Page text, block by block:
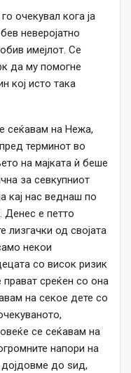
очекувал кога ја
неверојатно
имејлот. Се
да му помогне
кој исто така
сеќавам на Нежа,
терминот во
на мајката ѝ беше
за севкупниот
кај нас веднаш по
Денес е петто
лизгачки од својата
некои
со висок ризик
прават среќен со она
на секое дете со
се сеќавам на
напори на
дојдовме до ѕид,